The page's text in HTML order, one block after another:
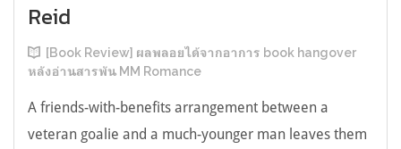
Reid
[Book Review] ผลพลอยได้จากอาการ book hangover
หลังอ่านสารพัน MM Romance
A friends-with-benefits arrangement between a
veteran goalie and a much-younger man leaves them